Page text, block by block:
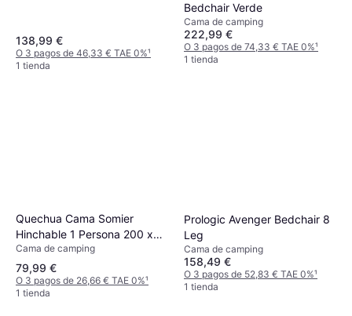
138,99 €
O 3 pagos de 46,33 € TAE 0%¹
1 tienda
Bedchair Verde
Cama de camping
222,99 €
O 3 pagos de 74,33 € TAE 0%¹
1 tienda
Quechua Cama Somier
Hinchable 1 Persona 200 x
70 cm
Cama de camping
79,99 €
O 3 pagos de 26,66 € TAE 0%¹
1 tienda
Prologic Avenger Bedchair 8
Leg
Cama de camping
158,49 €
O 3 pagos de 52,83 € TAE 0%¹
1 tienda